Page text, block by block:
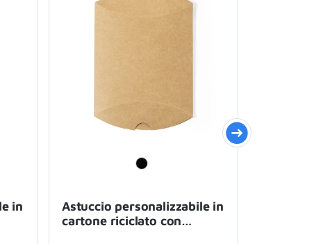
in
Astuccio personalizzabile in
cartone riciclato con